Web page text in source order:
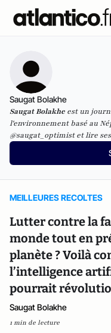
Saugat Bolakhe
Saugat Bolakhe est un
l'environnement basé au
@saugat_optimist et lire
MEILLEURES RECOLTES
Lutter contre la
monde tout en
planète ? Voilà
l’intelligence
pourrait
Saugat Bolakhe
1 min de lecture